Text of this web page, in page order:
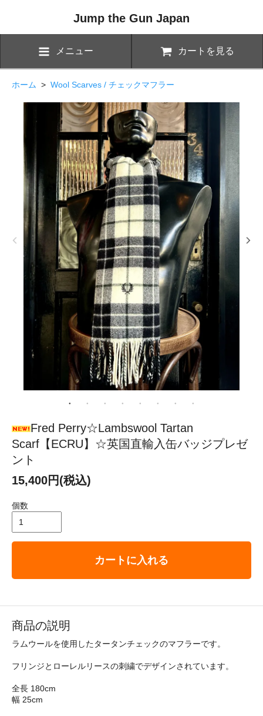
Jump the Gun Japan
メニュー カートを見る
ホーム > Wool Scarves / チェックマフラー
Fred Perry☆Lambswool Tartan
Scarf【ECRU】☆英国直輸入缶バッジプレゼ
ント
15,400円(税込)
個数
カートに入れる
商品の説明
ラムウールを使用したタータンチェックのマフラーです。
フリンジとローレルリースの刺繍でデザインされています。
全長 180cm
幅 25cm